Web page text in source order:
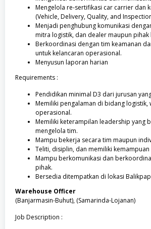
Mengelola re-sertifikasi car carrier dan
(Vehicle, Delivery, Quality, and
Menjadi penghubung komunikasi
mitra logistik, dan dealer maupun pihak
Berkoordinasi dengan tim keamanan
untuk kelancaran operasional.
Menyusun laporan harian
Requirements :
Pendidikan minimal D3 dari jurusan
Memiliki pengalaman di bidang logistik,
operasional.
Memiliki keterampilan leadership yang
mengelola tim.
Mampu bekerja secara tim maupun
Teliti, disiplin, dan memiliki kemampuan
Mampu berkomunikasi dan
pihak.
Bersedia ditempatkan di lokasi
Warehouse Officer
(Banjarmasin-Buhut), (Samarinda-Lojanan)
Job Description :